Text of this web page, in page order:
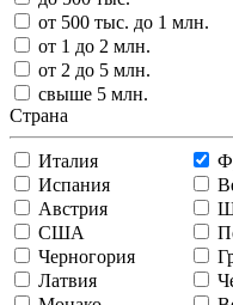
от 500 тыс. до 1 млн.
от 1 до 2 млн.
от 2 до 5 млн.
свыше 5 млн.
Страна
Италия
Испания
Австрия
США
Черногория
Латвия